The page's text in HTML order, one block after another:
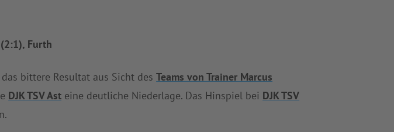
Furth
bittere Resultat aus Sicht desTeams von Trainer Marcus
DJK TSV Ast eine deutliche Niederlage. Das Hinspiel bei DJK TSV